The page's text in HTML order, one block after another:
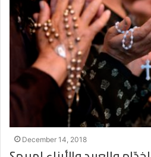
December 14, 2018